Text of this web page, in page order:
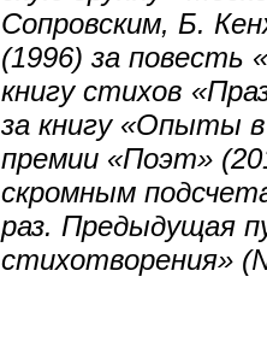
Сопровским, Б.
(1996) за повесть
книгу стихов
за книгу «Опыты в
премии «Поэт»
скромным
раз. Предыдущая
стихотворения»